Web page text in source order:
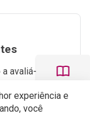
avaliá-lo!
experiência e
você